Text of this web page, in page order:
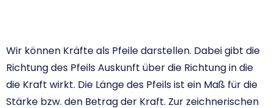
Wir können Kräfte als Pfeile darstellen. Dabei gibt die
Richtung des Pfeils Auskunft über die Richtung in die
die Kraft wirkt. Die Länge des Pfeils ist ein Maß für die
Stärke bzw. den Betrag der Kraft. Zur zeichnerischen